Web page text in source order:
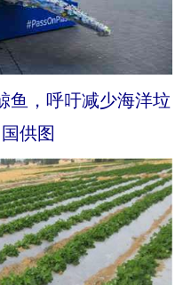
鱼，呼吁减少海洋垃
供图